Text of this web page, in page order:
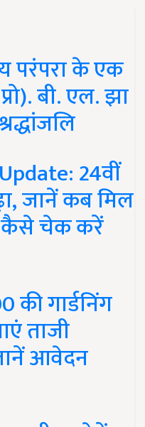
परंपरा के एक
बी. एल. झा
24वीं
जानें कब मिल
कैसे चेक करें
की गार्डनिंग
ताजी
आवेदन